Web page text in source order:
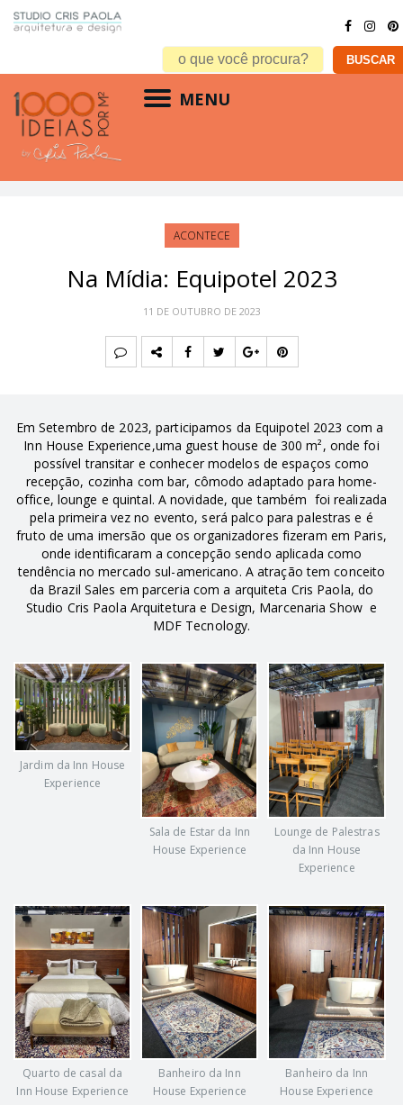
MENU
ACONTECE
Na Mídia: Equipotel 2023
11 DE OUTUBRO DE 2023
Em Setembro de 2023, participamos da Equipotel 2023 com a
Inn House Experience,uma guest house de 300 m², onde foi
possível transitar e conhecer modelos de espaços como
recepção, cozinha com bar, cômodo adaptado para home-
office, lounge e quintal. A novidade, que também foi realizada
pela primeira vez no evento, será palco para palestras e é
fruto de uma imersão que os organizadores fizeram em Paris,
onde identificaram a concepção sendo aplicada como
tendência no mercado sul-americano. A atração tem conceito
da Brazil Sales em parceria com a arquiteta Cris Paola, do
Studio Cris Paola Arquitetura e Design, Marcenaria Show e
MDF Tecnology.
Jardim da Inn House
Experience
Sala de Estar da Inn
House Experience
Lounge de Palestras
da Inn House
Experience
Quarto de casal da
Inn House Experience
Banheiro da Inn
House Experience
Banheiro da Inn
House Experience